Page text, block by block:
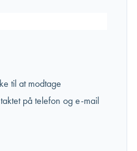
til at modtage
på telefon og e-mail